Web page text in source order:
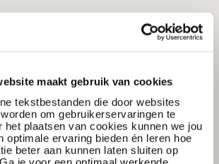
maakt gebruik van cookies
tekstbestanden die door websites
om gebruikerservaringen te
het plaatsen van cookies kunnen we jou
optimale ervaring bieden én leren hoe
beter aan kunnen laten sluiten op